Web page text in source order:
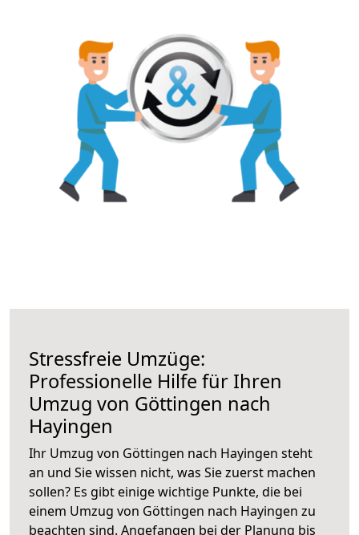
Stressfreie Umzüge:
Professionelle Hilfe für Ihren
Umzug von Göttingen nach
Hayingen
Ihr Umzug von Göttingen nach Hayingen steht
an und Sie wissen nicht, was Sie zuerst machen
sollen? Es gibt einige wichtige Punkte, die bei
einem Umzug von Göttingen nach Hayingen zu
beachten sind. Angefangen bei der Planung bis